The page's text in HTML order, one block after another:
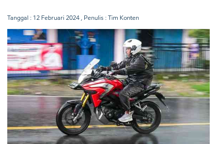
Tanggal : 12 Februari 2024 , Penulis : Tim Konten